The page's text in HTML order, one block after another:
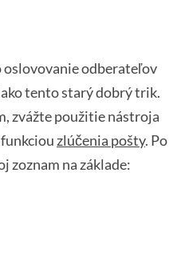
oslovovanie odberateľov
tento starý dobrý trik.
zvážte použitie nástroja
zlúčenia pošty. Po
zoznam na základe: